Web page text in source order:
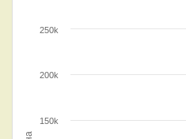
150k
200k
250k